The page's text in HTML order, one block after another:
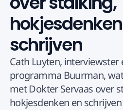
schrijven
Cath Luyten, interviewster
programma Buurman,
met Dokter Servaas over
hokjesdenken en schrijven